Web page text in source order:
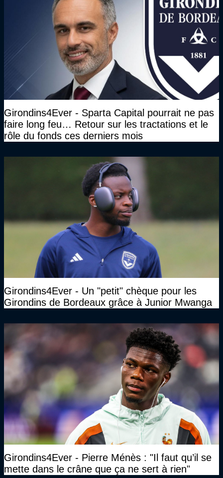
Girondins4Ever - Sparta Capital pourrait ne pas
faire long feu… Retour sur les tractations et le
rôle du fonds ces derniers mois
Girondins4Ever - Un "petit" chèque pour les
Girondins de Bordeaux grâce à Junior Mwanga
Girondins4Ever - Pierre Ménès : "Il faut qu’il se
mette dans le crâne que ça ne sert à rien"